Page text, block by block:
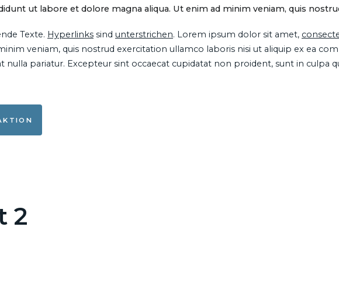
ut labore et dolore magna aliqua. Ut enim ad minim veniam, quis
Texte. Hyperlinks sind unterstrichen. Lorem ipsum dolor sit amet,
veniam, quis nostrud exercitation ullamco laboris nisi ut aliquip ex ea
nulla pariatur. Excepteur sint occaecat cupidatat non proident, sunt in culpa
2